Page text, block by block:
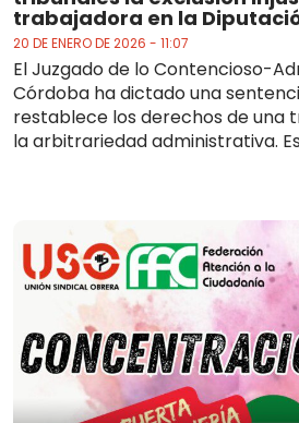
trabajadora en la
20 DE ENERO DE 2026 - 11:07
El Juzgado de lo Contencioso-
Córdoba ha dictado una
restablece los derechos de una
la arbitrariedad administrativa.